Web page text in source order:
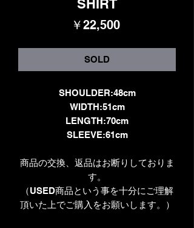
SHIRT
￥22,500価
SOLD
SHOULDER:48cm
WIDTH:51cm
LENGTH:70cm
SLEEVE:61cm
商品の交換、返品はお断りしておりま
す。
（USED商品という事を十分にご理解
頂いた上でご購入をお願いします。）